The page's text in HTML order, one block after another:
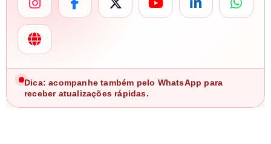
Dica: acompanhe também pelo WhatsApp para
receber atualizações rápidas.